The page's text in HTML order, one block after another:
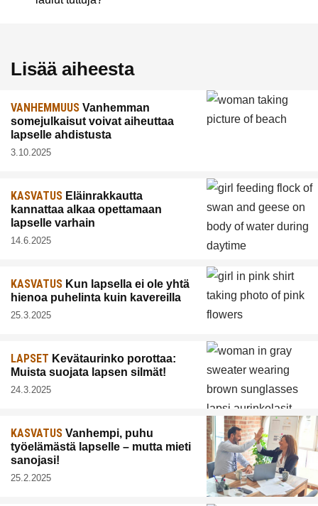
Lisää aiheesta
VANHEMMUUS Vanhemman
somejulkaisut voivat aiheuttaa
lapselle ahdistusta
3.10.2025
KASVATUS Eläinrakkautta
kannattaa alkaa opettamaan
lapselle varhain
14.6.2025
KASVATUS Kun lapsella ei ole yhtä
hienoa puhelinta kuin kavereilla
25.3.2025
LAPSET Kevätaurinko porottaa:
Muista suojata lapsen silmät!
24.3.2025
KASVATUS Vanhempi, puhu
työelämästä lapselle – mutta mieti
sanojasi!
25.2.2025